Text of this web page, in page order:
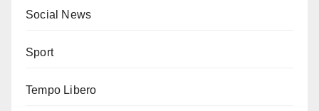
Social News
Sport
Tempo Libero